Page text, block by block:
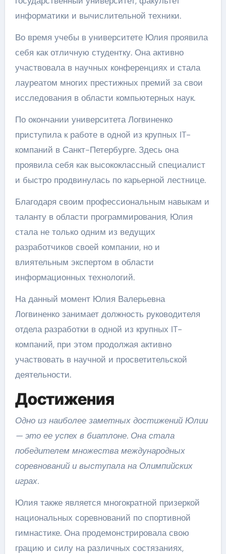
информатики и вычислительной техники.
Во время учебы в университете Юлия проявила
себя как отличную студентку. Она активно
участвовала в научных конференциях и стала
лауреатом многих престижных премий за свои
исследования в области компьютерных наук.
По окончании университета Логвиненко
приступила к работе в одной из крупных IT-
компаний в Санкт-Петербурге. Здесь она
проявила себя как высококлассный специалист
и быстро продвинулась по карьерной лестнице.
Благодаря своим профессиональным навыкам и
таланту в области программирования, Юлия
стала не только одним из ведущих
разработчиков своей компании, но и
влиятельным экспертом в области
информационных технологий.
На данный момент Юлия Валерьевна
Логвиненко занимает должность руководителя
отдела разработки в одной из крупных IT-
компаний, при этом продолжая активно
участвовать в научной и просветительской
деятельности.
Достижения
Одно из наиболее заметных достижений Юлии
— это ее успех в биатлоне. Она стала
победителем множества международных
соревнований и выступала на Олимпийских
играх.
Юлия также является многократной призеркой
национальных соревнований по спортивной
гимнастике. Она продемонстрировала свою
грацию и силу на различных состязаниях,